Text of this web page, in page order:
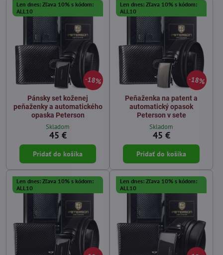
18%
Len dnes: Zľava 10% s kódom:
ALL10
Pánsky set koženej
peňaženky a automatického
opaska Peterson
Skladom
45 €
Pridať do košíka
18%
Len dnes: Zľava 10% s kódom:
ALL10
Peňaženka na patent a
automatický opasok
Peterson v sete
Skladom
45 €
Pridať do košíka
Len dnes: Zľava 10% s kódom:
ALL10
Len dnes: Zľava 10% s kódom:
ALL10